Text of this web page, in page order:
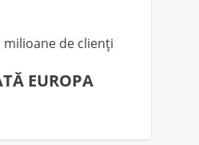
milioane de clienți
EUROPA